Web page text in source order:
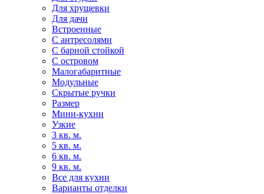
Для хрущевки
Для дачи
Встроенные
С антресолями
С барной стойкой
С островом
Малогабаритные
Модульные
Скрытые ручки
Размер
Мини-кухни
Узкие
3 кв. м.
5 кв. м.
6 кв. м.
9 кв. м.
Все для кухни
Варианты отделки